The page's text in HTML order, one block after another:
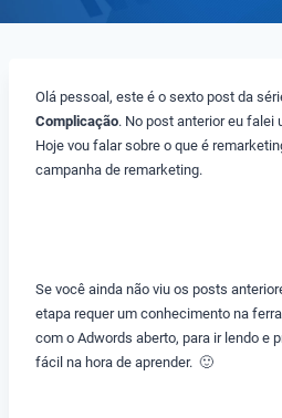
Olá pessoal, este é o sexto post da
Complicação. No post anterior eu falei
Hoje vou falar sobre o que é
campanha de remarketing.
Se você ainda não viu os posts
etapa requer um conhecimento na
com o Adwords aberto, para ir lendo e
fácil na hora de aprender. 🙂